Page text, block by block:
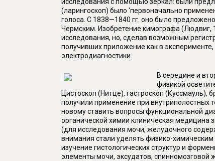
(ларингоскоп) было 'первоначально
голоса. С 1838—1840 гг. оно было
Чермским. Изобретение кимографа (Людвиг,
исследования, но, сделав возможным
получивших приложение как в
электродиагностики.
В середине и
физикой
Цистоскоп (Нитце), гастроскоп (Куссмауль),
получили применение при
новому ставить вопросы функциональной
органической химии клиническая медицина
(для исследования мочи, желудочного
внимания стали уделять физико-химическим
изучение гистологических структур и
элементы мочи, эксудатов, спинномозговой